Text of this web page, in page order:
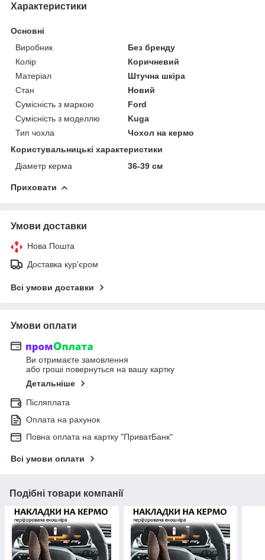
Характеристики
Основні
Виробник
Без бренду
Колір
Коричневий
Матеріал
Штучна шкіра
Стан
Новий
Сумісність з маркою
Ford
Сумісність з моделлю
Kuga
Тип чохла
Чохол на кермо
Користувальницькі характеристики
Діаметр керма
36-39 см
Приховати
Умови доставки
Нова Пошта
Доставка кур'єром
Всі умови доставки
Умови оплати
Ви отримаєте замовлення
або гроші повернуться на вашу картку
Детальніше
Післяплата
Оплата на рахунок
Повна оплата на картку "ПриватБанк"
Всі умови оплати
Подібні товари компанії